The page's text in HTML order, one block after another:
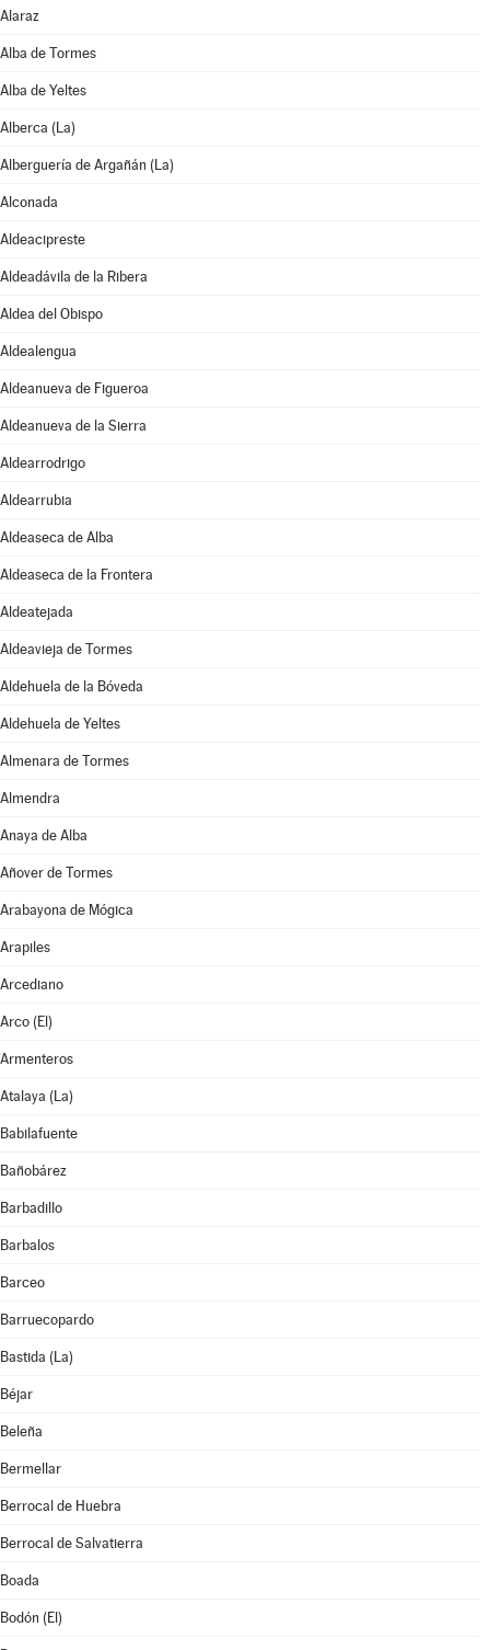
Alaraz
Alba de Tormes
Alba de Yeltes
Alberca (La)
Alberguería de Argañán (La)
Alconada
Aldeacipreste
Aldeadávila de la Ribera
Aldea del Obispo
Aldealengua
Aldeanueva de Figueroa
Aldeanueva de la Sierra
Aldearrodrigo
Aldearrubia
Aldeaseca de Alba
Aldeaseca de la Frontera
Aldeatejada
Aldeavieja de Tormes
Aldehuela de la Bóveda
Aldehuela de Yeltes
Almenara de Tormes
Almendra
Anaya de Alba
Añover de Tormes
Arabayona de Mógica
Arapiles
Arcediano
Arco (El)
Armenteros
Atalaya (La)
Babilafuente
Bañobárez
Barbadillo
Barbalos
Barceo
Barruecopardo
Bastida (La)
Béjar
Beleña
Bermellar
Berrocal de Huebra
Berrocal de Salvatierra
Boada
Bodón (El)